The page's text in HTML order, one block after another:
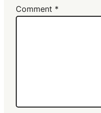
Comment *